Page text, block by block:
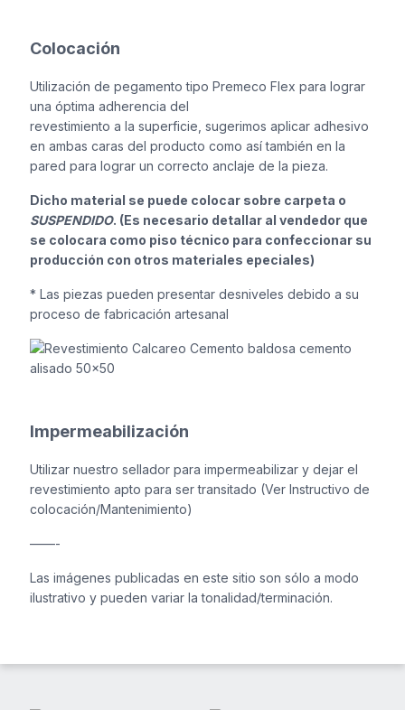
Colocación
Utilización de pegamento tipo Premeco Flex para lograr
una óptima adherencia del
revestimiento a la superficie, sugerimos aplicar adhesivo
en ambas caras del producto como así también en la
pared para lograr un correcto anclaje de la pieza.
Dicho material se puede colocar sobre carpeta o
SUSPENDIDO. (Es necesario detallar al vendedor que
se colocara como piso técnico para confeccionar su
producción con otros materiales epeciales)
* Las piezas pueden presentar desniveles debido a su
proceso de fabricación artesanal
Impermeabilización
Utilizar nuestro sellador para impermeabilizar y dejar el
revestimiento apto para ser transitado (Ver Instructivo de
colocación/Mantenimiento)
——-
Las imágenes publicadas en este sitio son sólo a modo
ilustrativo y pueden variar la tonalidad/terminación.